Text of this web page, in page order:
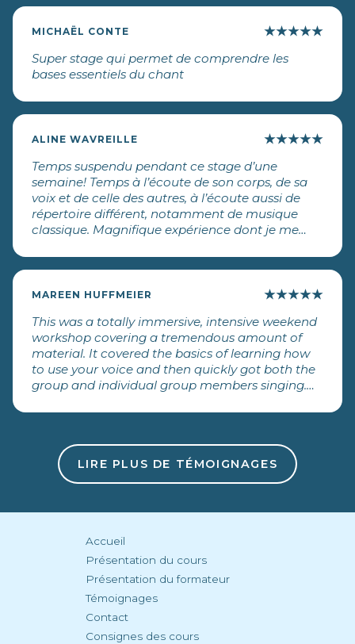
MICHAËL CONTE ★★★★★
Super stage qui permet de comprendre les
bases essentiels du chant
ALINE WAVREILLE ★★★★★
Temps suspendu pendant ce stage d’une
semaine! Temps à l’écoute de son corps, de sa
voix et de celle des autres, à l’écoute aussi de
répertoire différent, notamment de musique
classique. Magnifique expérience dont je me
générosité, sa grande sensibilité et aussi son
formidables avec les autres stagiaires!
MAREEN HUFFMEIER ★★★★★
This was a totally immersive, intensive weekend
workshop covering a tremendous amount of
material. It covered the basics of learning how
to use your voice and then quickly got both the
group and individual group members singing.
teacher, drawing out the unique interests,
The atmosphere is unique: focused, supportive,
non-judgmental, always musical. A different
universe and one which it is not easy to leave.
not a natural born singer!
LIRE PLUS DE TÉMOIGNAGES
Accueil
Présentation du cours
Présentation du formateur
Témoignages
Contact
Consignes des cours